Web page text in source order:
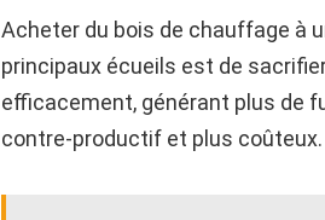
Acheter du bois de chauffage à
principaux écueils est de
efficacement, générant plus de
contre-productif et plus coûteux.